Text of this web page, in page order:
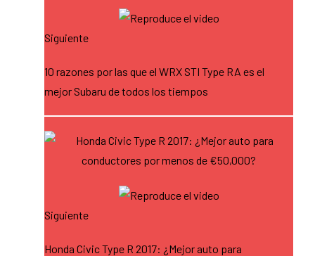
Siguiente
10 razones por las que el WRX STI Type RA es el
mejor Subaru de todos los tiempos
Siguiente
Honda Civic Type R 2017: ¿Mejor auto para